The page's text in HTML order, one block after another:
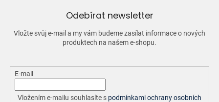
Odebírat newsletter
Vložte svůj e-mail a my vám budeme zasílat informace o nových
produktech na našem e-shopu.
E-mail
Vložením e-mailu souhlasíte s podmínkami ochrany osobních